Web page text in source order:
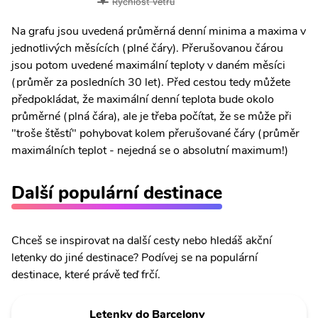
Na grafu jsou uvedená průměrná denní minima a maxima v
jednotlivých měsících (plné čáry). Přerušovanou čárou
jsou potom uvedené maximální teploty v daném měsíci
(průměr za posledních 30 let). Před cestou tedy můžete
předpokládat, že maximální denní teplota bude okolo
průměrné (plná čára), ale je třeba počítat, že se může při
"troše štěstí" pohybovat kolem přerušované čáry (průměr
maximálních teplot - nejedná se o absolutní maximum!)
Další populární destinace
Chceš se inspirovat na další cesty nebo hledáš akční
letenky do jiné destinace? Podívej se na populární
destinace, které právě teď frčí.
Letenky do Barcelony